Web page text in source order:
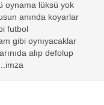
oynama lüksü yok
anında koyarlar
futbol
gibi oynıyacaklar
alıp defolup